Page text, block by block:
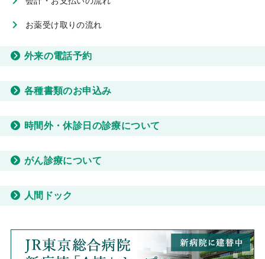
お薬受け取りの流れ
外来の電話予約
各種書類のお申込み
時間外・休診日の診療について
がん診療について
人間ドック